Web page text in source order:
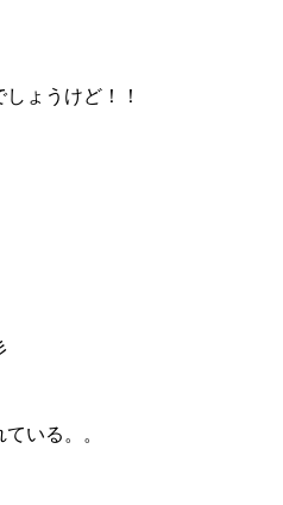
ょうけど！！
いる。。